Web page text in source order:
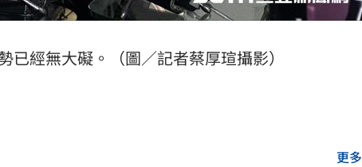
經無大礙。（圖／記者蔡厚瑄攝影）
更多